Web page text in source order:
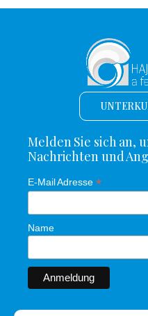
Melden Sie sich an,
Nachrichten und
E-Mail Adresse *
Name